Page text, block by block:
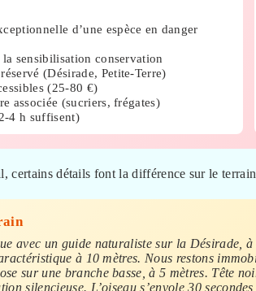
d’une espèce en danger
sensibilisation conservation
(Désirade, Petite-Terre)
(25-80 €)
associée (sucriers, frégates)
4 h suffisent)
certains détails font la différence sur le
avec un guide naturaliste sur la Désirade,
à 10 mètres. Nous restons
sur une branche basse, à 5 mètres. Tête
silencieuse. L’oiseau s’envole 30